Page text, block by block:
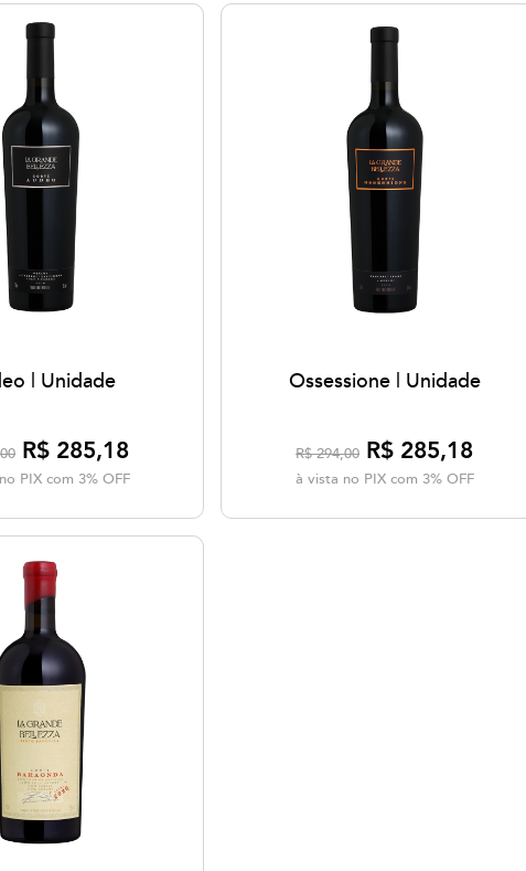
| Unidade
R$ 285,18
PIX com 3% OFF
Ossessione | Unidade
R$ 294,00 R$ 285,18
à vista no PIX com 3% OFF